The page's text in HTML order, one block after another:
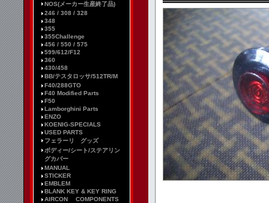
NOS(メーカー生産終了品)
246 / 308 / 328
348
355
355Challenge
456 / 550 / 575
599/612/F12
360
430/458
BB/テスタロッサ/512TR/M
F40/288GTO
F40 Modified Parts
F50
Lamborghini Parts
ENZO
KOENIG-SPECIALS
USED PARTS
フェラーリ グッズ
ボディー/シート/ステアリン
グカバー
MANUAL
STICKER
EMBLEM
BLANK KEY & KEY RING
AIRCON COMPONENTS